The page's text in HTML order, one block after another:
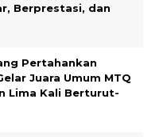
Berprestasi, dan
Pertahankan
Juara Umum MTQ
Lima Kali Berturut-